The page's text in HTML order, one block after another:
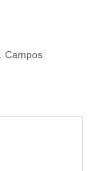
Campos